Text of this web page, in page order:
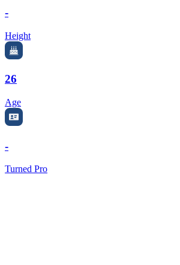
-
Height
26
Age
-
Turned Pro